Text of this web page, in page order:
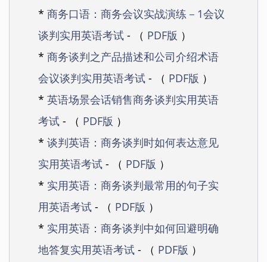
* 商务口语：商务会议实战演练－1会议
谈判实用英语考试 - （ PDF版 ）
* 商务谈判之产品描述和公司介绍术语
会议谈判实用英语考试 - （ PDF版 ）
* 英语场景会话销售商务谈判实用英语
考试 - （ PDF版 ）
* 谈判英语：商务谈判时如何表达意见
实用英语考试 - （ PDF版 ）
* 实用英语：商务谈判最常用的句子实
用英语考试 - （ PDF版 ）
* 实用英语：商务谈判中如何回避明确
地答复实用英语考试 - （ PDF版 ）